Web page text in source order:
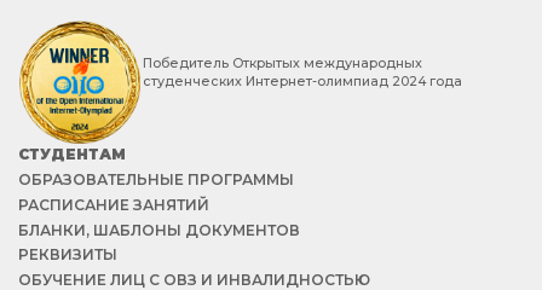
Победитель Открытых международных
студенческих Интернет-олимпиад 2024 года
СТУДЕНТАМ
ОБРАЗОВАТЕЛЬНЫЕ ПРОГРАММЫ
РАСПИСАНИЕ ЗАНЯТИЙ
БЛАНКИ, ШАБЛОНЫ ДОКУМЕНТОВ
РЕКВИЗИТЫ
ОБУЧЕНИЕ ЛИЦ С ОВЗ И ИНВАЛИДНОСТЬЮ